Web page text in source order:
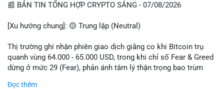
📰 BẢN TIN TỔNG HỢP CRYPTO SÁNG - 07/08/2026
[Xu hướng chung]: 🟡 Trung lập (Neutral)
Thị trường ghi nhận phiên giao dịch giằng co khi Bitcoin trụ
quanh vùng 64.000 - 65.000 USD, trong khi chỉ số Fear & Greed
dừng ở mức 29 (Fear), phản ánh tâm lý thận trọng bao trùm
Đọc thêm